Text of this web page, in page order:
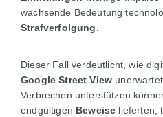
wachsende Bedeutung
Strafverfolgung
Dieser Fall verdeutlicht, wie
Google Street View
Verbrechen unterstützen
endgültigen Beweise lieferten,